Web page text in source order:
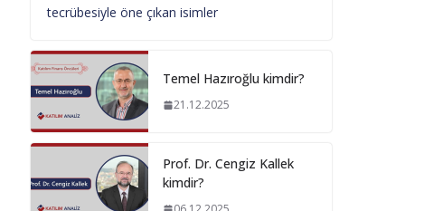
tecrübesiyle öne çıkan isimler
Temel Hazıroğlu kimdir?
21.12.2025
Prof. Dr. Cengiz Kallek
kimdir?